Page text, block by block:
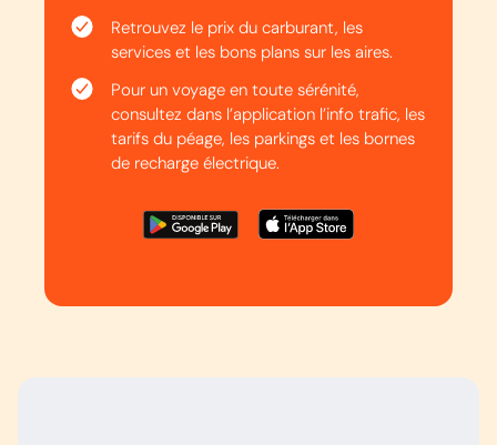
Retrouvez le prix du carburant, les
services et les bons plans sur les aires.
Pour un voyage en toute sérénité,
consultez dans l’application l’info trafic, les
tarifs du péage, les parkings et les bornes
de recharge électrique.